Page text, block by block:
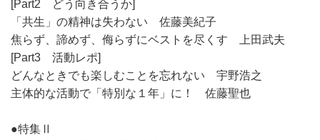
[Part2 どう向き合うか]
「共生」の精神は失わない 佐藤美紀子
焦らず、諦めず、侮らずにベストを尽くす 上田武夫
[Part3 活動レポ]
どんなときでも楽しむことを忘れない 宇野浩之
主体的な活動で「特別な１年」に！ 佐藤聖也
●特集Ⅱ